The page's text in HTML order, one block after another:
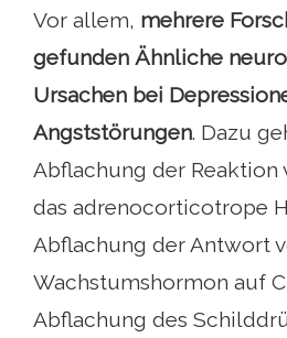
Vor allem, mehrere
gefunden Ähnliche
Ursachen bei
Angststörungen. Dazu
Abflachung der Reaktion
das adrenocorticotrope
Abflachung der Antwort
Wachstumshormon auf
Abflachung des